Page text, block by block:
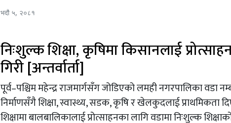
भदौ ५, २०८१
निःशुल्क शिक्षा, कृषिमा किसानलाई
गिरी [अन्तर्वार्ता]
पूर्व–पश्चिम महेन्द्र राजमार्गसँग जोडिएको लमही नगरपालिका वडा
निर्माणसँगै शिक्षा, स्वास्थ्य, सडक, कृषि र खेलकुदलाई प्राथमिकता
शिक्षामा बालबालिकालाई प्रोत्साहनका लागि वडामा निःशुल्क